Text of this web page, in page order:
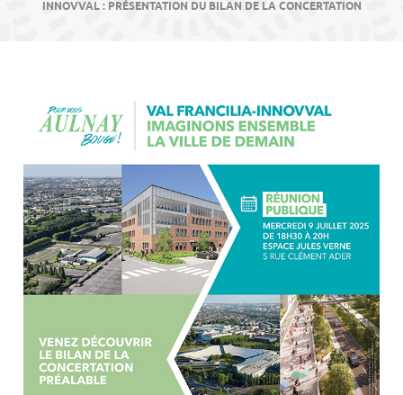
INNOVVAL : PRÉSENTATION DU BILAN DE LA CONCERTATION